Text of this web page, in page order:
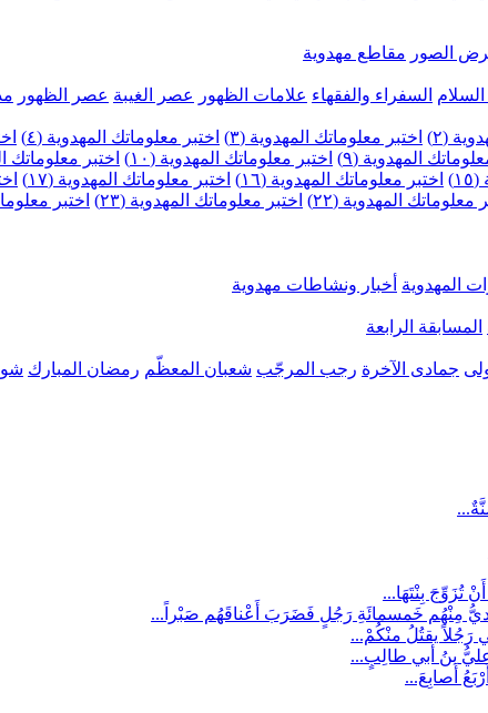
الصور مقاطع مهدوية
السفراء والفقهاء علامات الظهور عصر الغيبة عصر الظهور
(٢) اختبر معلوماتك المهدوية (٣) اختبر معلوماتك المهدوية (٤)
المهدوية (٩) اختبر معلوماتك المهدوية (١٠) اختبر معلوماتك
اختبر معلوماتك المهدوية (١٦) اختبر معلوماتك المهدوية (١٧)
معلوماتك المهدوية (٢٢) اختبر معلوماتك المهدوية (٢٣)
اختبر
المهدوية أخبار ونشاطات مهدوية
المسابقة الرابعة
جمادى الآخرة رجب المرجّب شعبان المعظّم رمضان المبارك